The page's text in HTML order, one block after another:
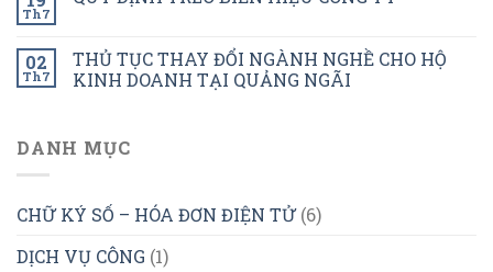
Th7
02
Th7
THỦ TỤC THAY ĐỔI NGÀNH NGHỀ CHO HỘ
KINH DOANH TẠI QUẢNG NGÃI
DANH MỤC
CHỮ KÝ SỐ – HÓA ĐƠN ĐIỆN TỬ(6)
DỊCH VỤ CÔNG (1)